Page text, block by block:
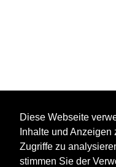
Diese Webseite
Inhalte und
Zugriffe zu
stimmen Sie der